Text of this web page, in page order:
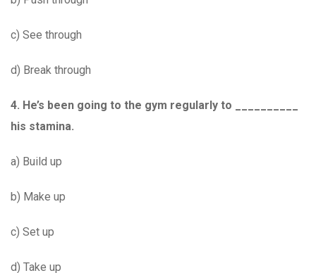
c) See through
d) Break through
4. He’s been going to the gym regularly to __________
his stamina.
a) Build up
b) Make up
c) Set up
d) Take up